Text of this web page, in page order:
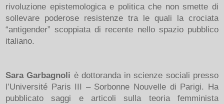
rivoluzione epistemologica e politica che non smette di
sollevare poderose resistenze tra le quali la crociata
“antigender” scoppiata di recente nello spazio pubblico
italiano.
Sara Garbagnoli è dottoranda in scienze sociali presso
l’Université Paris III – Sorbonne Nouvelle di Parigi. Ha
pubblicato saggi e articoli sulla teoria femminista